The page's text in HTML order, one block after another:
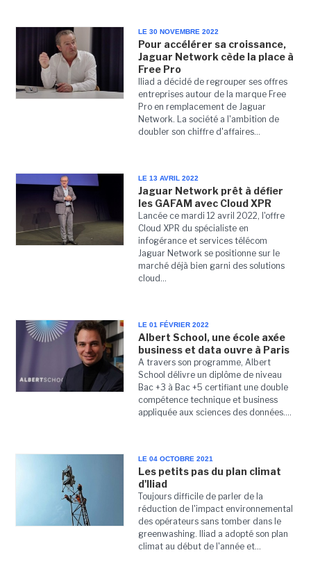
LE 30 NOVEMBRE 2022
Pour accélérer sa croissance,
Jaguar Network cède la place à
Free Pro
Iliad a décidé de regrouper ses offres
entreprises autour de la marque Free
Pro en remplacement de Jaguar
Network. La société a l'ambition de
doubler son chiffre d'affaires...
LE 13 AVRIL 2022
Jaguar Network prêt à défier
les GAFAM avec Cloud XPR
Lancée ce mardi 12 avril 2022, l'offre
Cloud XPR du spécialiste en
infogérance et services télécom
Jaguar Network se positionne sur le
marché déjà bien garni des solutions
cloud...
LE 01 FÉVRIER 2022
Albert School, une école axée
business et data ouvre à Paris
A travers son programme, Albert
School délivre un diplôme de niveau
Bac +3 à Bac +5 certifiant une double
compétence technique et business
appliquée aux sciences des données....
LE 04 OCTOBRE 2021
Les petits pas du plan climat
d'Iliad
Toujours difficile de parler de la
réduction de l'impact environnemental
des opérateurs sans tomber dans le
greenwashing. Iliad a adopté son plan
climat au début de l'année et...